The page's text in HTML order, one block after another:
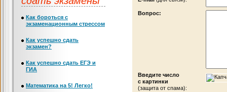
Вопрос:
Введите число
с картинки
(защита от спама):
Как бороться с
экзаменационным стрессом
Как успешно сдать
экзамен?
Как успешно сдать ЕГЭ и
ГИА
Математика на 5! Легко!